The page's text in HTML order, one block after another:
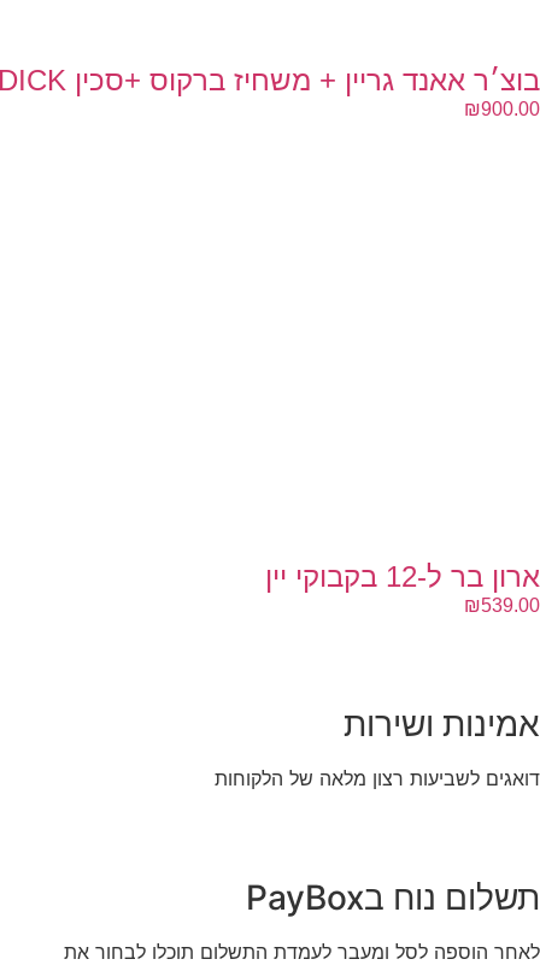
בוצ׳ר אאנד גריין + משחיז ברקוס +סכין DICK + מטחנות
₪900.00
ארון בר ל-12 בקבוקי יין
₪539.00
אמינות ושירות
דואגים לשביעות רצון מלאה של הלקוחות
תשלום נוח בPayBox
לאחר הוספה לסל ומעבר לעמדת התשלום תוכלו לבחור את